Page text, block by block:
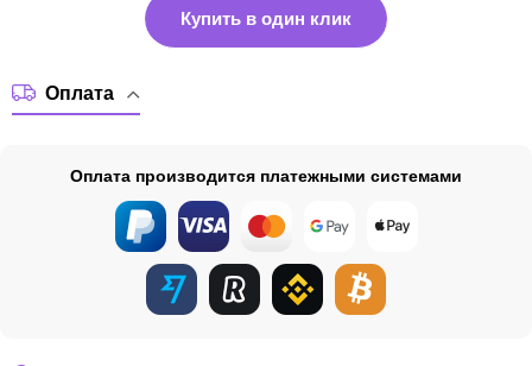
Купить в один клик
Оплата
Оплата производится платежными системами